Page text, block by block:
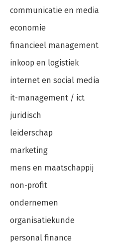
communicatie en media
economie
financieel management
inkoop en logistiek
internet en social media
it-management / ict
juridisch
leiderschap
marketing
mens en maatschappij
non-profit
ondernemen
organisatiekunde
personal finance